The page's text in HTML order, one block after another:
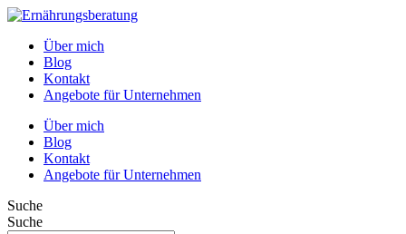
Über mich
Blog
Kontakt
Angebote für Unternehmen
Über mich
Blog
Kontakt
Angebote für Unternehmen
Suche
Suche